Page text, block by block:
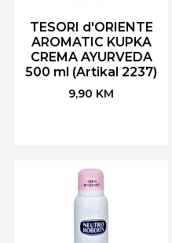
TESORI d'ORIENTE
AROMATIC KUPKA
CREMA AYURVEDA
500 ml (Artikal 2237)
9,90 KM